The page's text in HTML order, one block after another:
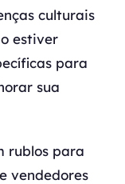
culturais
estiver
para
sua
rublos para
vendedores